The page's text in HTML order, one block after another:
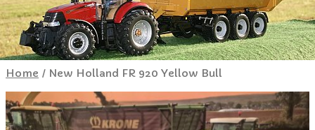
Home / New Holland FR 920 Yellow Bull